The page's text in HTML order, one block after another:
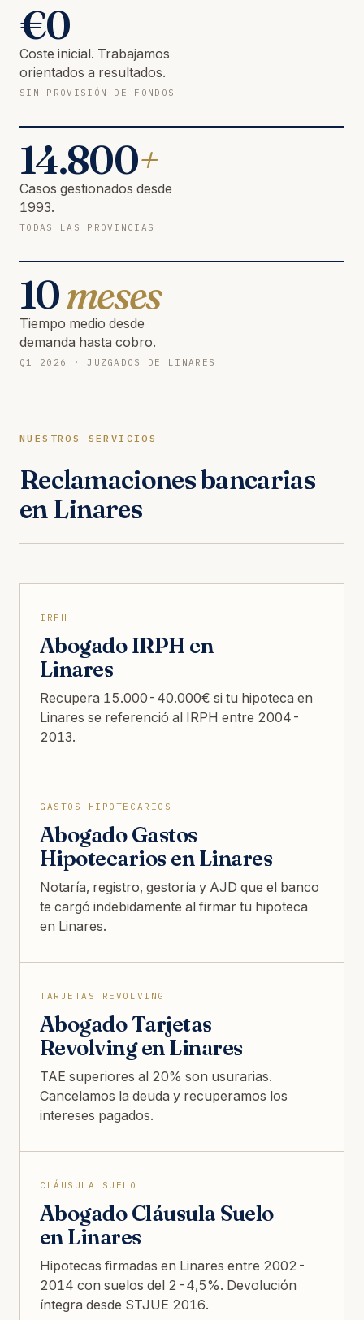
€0
Coste inicial. Trabajamos
orientados a resultados.
SIN PROVISIÓN DE FONDOS
14.800+
Casos gestionados desde
1993.
TODAS LAS PROVINCIAS
10meses
Tiempo medio desde
demanda hasta cobro.
Q1 2026 · JUZGADOS DE LINARES
NUESTROS SERVICIOS
Reclamaciones bancarias
en Linares
IRPH
Abogado IRPH en
Linares
Recupera 15.000-40.000€ si tu hipoteca en
Linares se referenció al IRPH entre 2004-
2013.
GASTOS HIPOTECARIOS
Abogado Gastos
Hipotecarios en Linares
Notaría, registro, gestoría y AJD que el banco
te cargó indebidamente al firmar tu hipoteca
en Linares.
TARJETAS REVOLVING
Abogado Tarjetas
Revolving en Linares
TAE superiores al 20% son usurarias.
Cancelamos la deuda y recuperamos los
intereses pagados.
CLÁUSULA SUELO
Abogado Cláusula Suelo
en Linares
Hipotecas firmadas en Linares entre 2002-
2014 con suelos del 2-4,5%. Devolución
íntegra desde STJUE 2016.